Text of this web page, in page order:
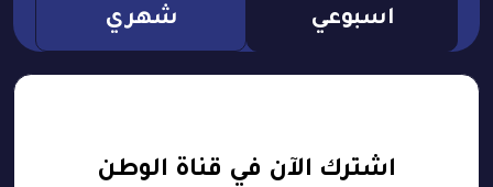
اسبوعي شهري
اشترك الآن في قناة الوطن